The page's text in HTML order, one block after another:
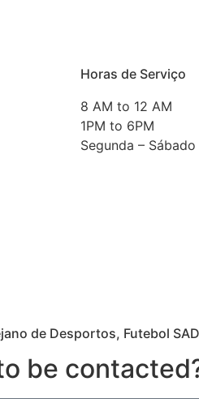
Horas de Serviço
8 AM to 12 AM
1PM to 6PM
Segunda – Sábado
de Desportos, Futebol
be